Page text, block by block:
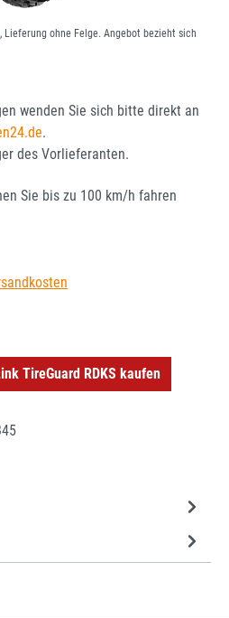
Lieferung ohne Felge. Angebot bezieht sich
wenden Sie sich bitte direkt an
.
des Vorlieferanten.
Sie bis zu 100 km/h fahren
TireGuard RDKS kaufen